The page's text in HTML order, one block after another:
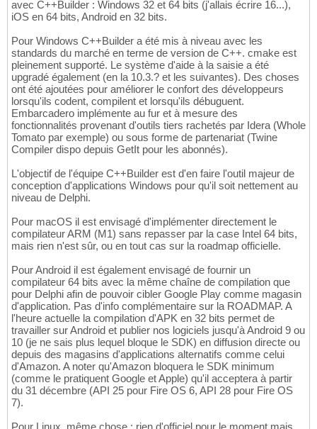
avec C++Builder : Windows 32 et 64 bits (j'allais écrire 16...),
iOS en 64 bits, Android en 32 bits.
Pour Windows C++Builder a été mis à niveau avec les
standards du marché en terme de version de C++. cmake est
pleinement supporté. Le système d'aide à la saisie a été
upgradé également (en la 10.3.? et les suivantes). Des choses
ont été ajoutées pour améliorer le confort des développeurs
lorsqu'ils codent, compilent et lorsqu'ils débuguent.
Embarcadero implémente au fur et à mesure des
fonctionnalités provenant d'outils tiers rachetés par Idera (Whole
Tomato par exemple) ou sous forme de partenariat (Twine
Compiler dispo depuis GetIt pour les abonnés).
L'objectif de l'équipe C++Builder est d'en faire l'outil majeur de
conception d'applications Windows pour qu'il soit nettement au
niveau de Delphi.
Pour macOS il est envisagé d'implémenter directement le
compilateur ARM (M1) sans repasser par la case Intel 64 bits,
mais rien n'est sûr, ou en tout cas sur la roadmap officielle.
Pour Android il est également envisagé de fournir un
compilateur 64 bits avec la même chaîne de compilation que
pour Delphi afin de pouvoir cibler Google Play comme magasin
d'application. Pas d'info complémentaire sur la ROADMAP. A
l'heure actuelle la compilation d'APK en 32 bits permet de
travailler sur Android et publier nos logiciels jusqu'à Android 9 ou
10 (je ne sais plus lequel bloque le SDK) en diffusion directe ou
depuis des magasins d'applications alternatifs comme celui
d'Amazon. A noter qu'Amazon bloquera le SDK minimum
(comme le pratiquent Google et Apple) qu'il acceptera à partir
du 31 décembre (API 25 pour Fire OS 6, API 28 pour Fire OS
7).
Pour Linux, même chose : rien d'officiel pour le moment mais